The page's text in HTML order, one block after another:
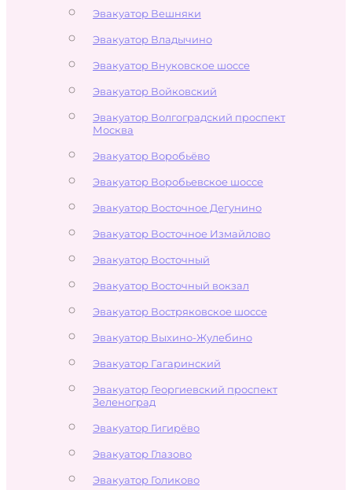
Эвакуатор Вешняки
Эвакуатор Владычино
Эвакуатор Внуковское шоссе
Эвакуатор Войковский
Эвакуатор Волгоградский проспект
Москва
Эвакуатор Воробьёво
Эвакуатор Воробьевское шоссе
Эвакуатор Восточное Дегунино
Эвакуатор Восточное Измайлово
Эвакуатор Восточный
Эвакуатор Восточный вокзал
Эвакуатор Востряковское шоссе
Эвакуатор Выхино-Жулебино
Эвакуатор Гагаринский
Эвакуатор Георгиевский проспект
Зеленоград
Эвакуатор Гигирёво
Эвакуатор Глазово
Эвакуатор Голиково